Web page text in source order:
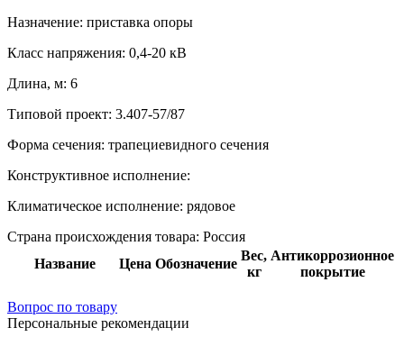
Назначение: приставка опоры
Класс напряжения: 0,4-20 кВ
Длина, м: 6
Типовой проект: 3.407-57/87
Форма сечения: трапециевидного сечения
Конструктивное исполнение:
Климатическое исполнение: рядовое
Страна происхождения товара: Россия
Название
Цена Обозначение
Вес,
кг
Антикоррозионное
покрытие
Вопрос по товару
Персональные рекомендации